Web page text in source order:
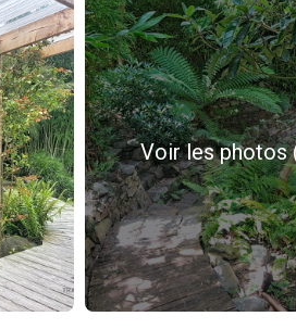
Voir les photos